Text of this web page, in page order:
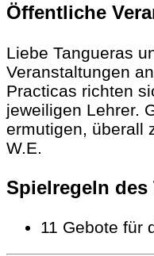
Öffentliche
Liebe Tangueras
Veranstaltungen
Practicas richten
jeweiligen Lehrer.
ermutigen, überall
W.E.
Spielregeln
11 Gebote für